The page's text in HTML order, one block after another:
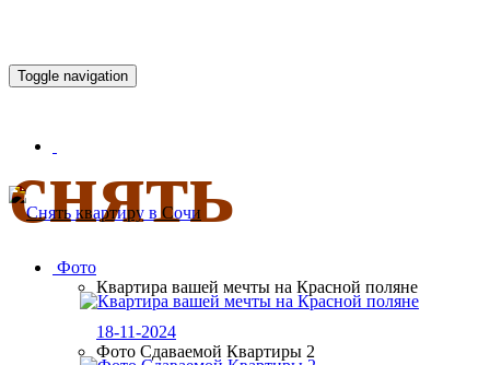
снять
Toggle navigation
Фото
Квартира вашей мечты на Красной поляне
18-11-2024
Фото Сдаваемой Квартиры 2